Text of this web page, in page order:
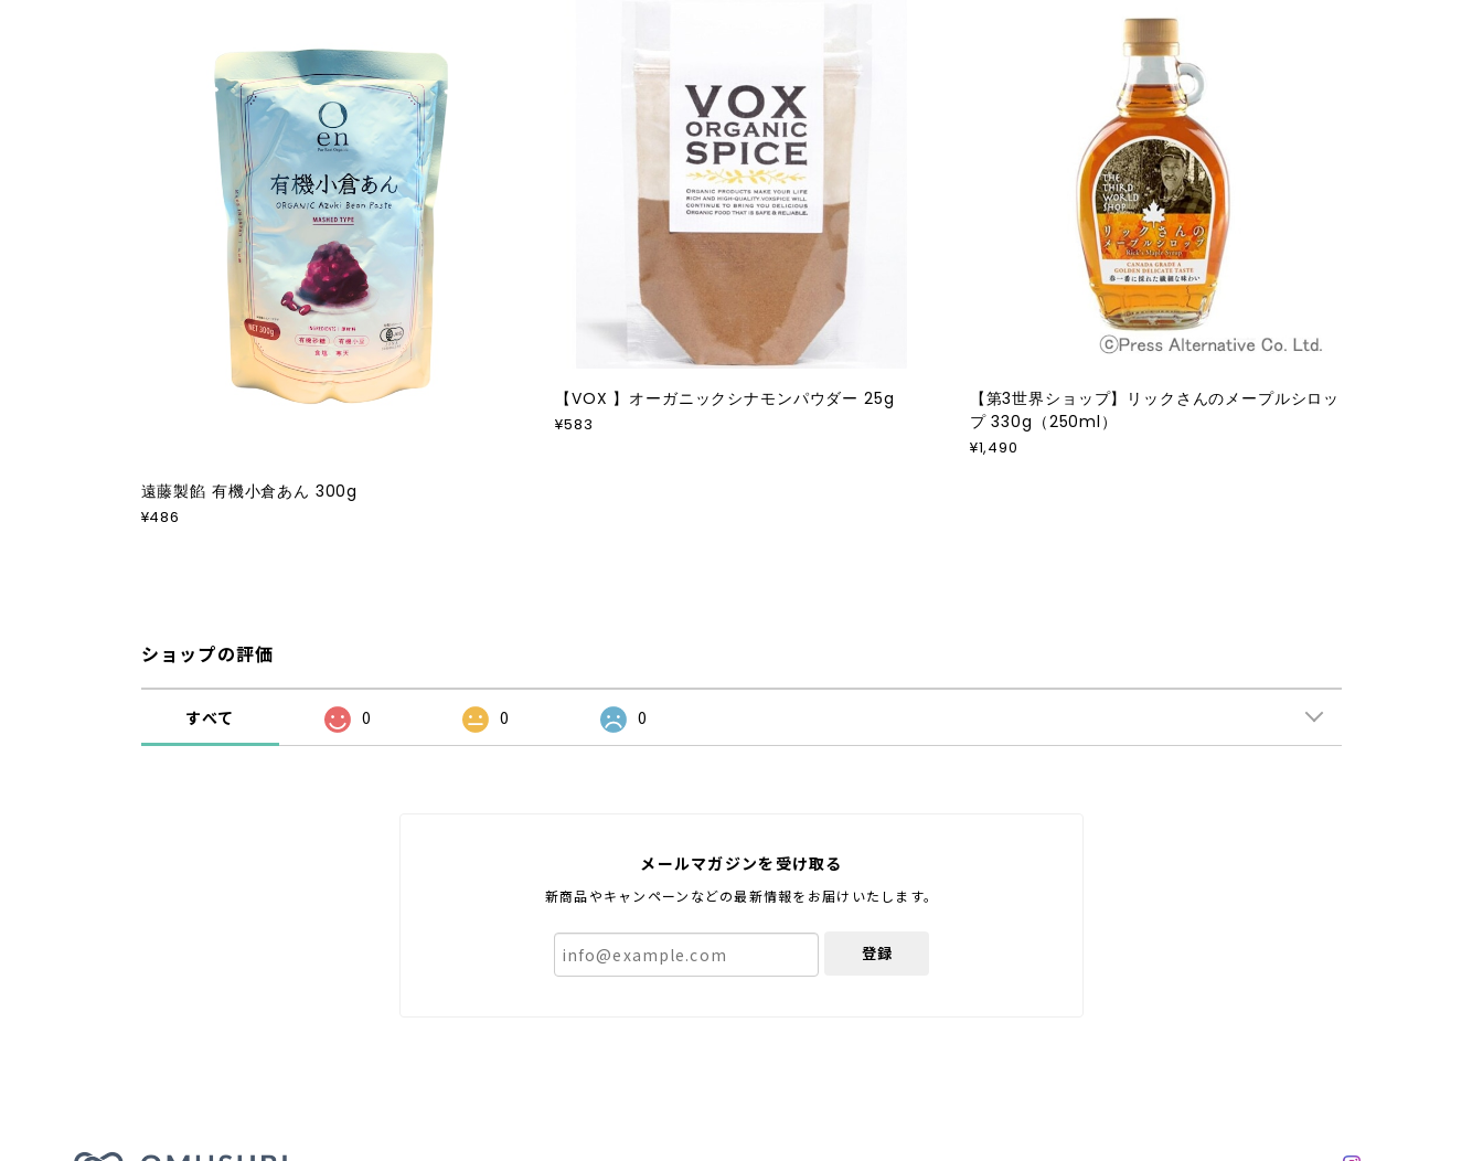
遠藤製餡 有機小倉あん 300g
¥486
【VOX 】オーガニックシナモンパウダー 25g
¥583
【第3世界ショップ】リックさんのメープルシロッ
プ 330g（250ml）
¥1,490
ショップの評価
すべて 0 0 0
メールマガジンを受け取る
新商品やキャンペーンなどの最新情報をお届けいたします。
登録